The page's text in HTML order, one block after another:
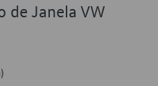
de Janela VW